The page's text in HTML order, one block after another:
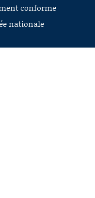
conforme
nationale